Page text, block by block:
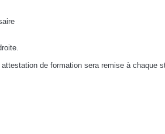
de formation sera remise à chaque